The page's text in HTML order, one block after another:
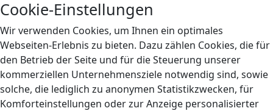
Cookie-Einstellungen
Wir verwenden Cookies, um Ihnen ein optimales
Webseiten-Erlebnis zu bieten. Dazu zählen Cookies, die für
den Betrieb der Seite und für die Steuerung unserer
kommerziellen Unternehmensziele notwendig sind, sowie
solche, die lediglich zu anonymen Statistikzwecken, für
Komforteinstellungen oder zur Anzeige personalisierter